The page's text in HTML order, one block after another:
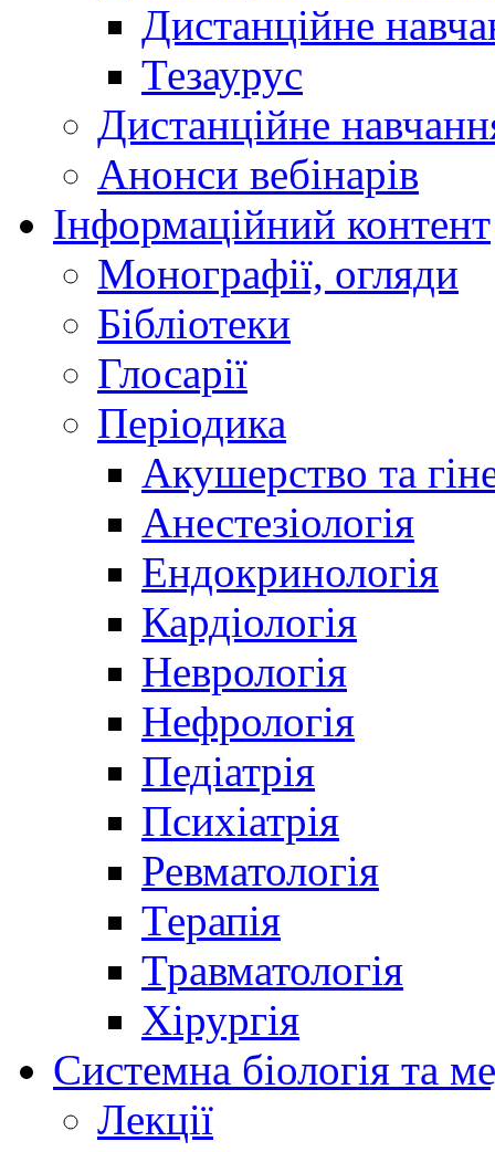
Дистанційне
Тезаурус
Дистанційне
Анонси вебінарів
Інформаційний контент
Монографії, огляди
Бібліотеки
Глосарії
Періодика
Акушерство та
Анестезіологія
Ендокринологія
Кардіологія
Неврологія
Нефрологія
Педіатрія
Психіатрія
Ревматологія
Терапія
Травматологія
Хірургія
Системна біологія та
Лекції